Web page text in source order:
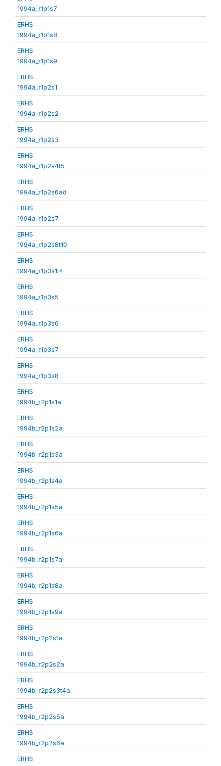
1994a_r1p1s7
ERHS
1994a_r1p1s8
ERHS
1994a_r1p1s9
ERHS
1994a_r1p2s1
ERHS
1994a_r1p2s2
ERHS
1994a_r1p2s3
ERHS
1994a_r1p2s4t5
ERHS
1994a_r1p2s6ad
ERHS
1994a_r1p2s7
ERHS
1994a_r1p2s8t10
ERHS
1994a_r1p3s1t4
ERHS
1994a_r1p3s5
ERHS
1994a_r1p3s6
ERHS
1994a_r1p3s7
ERHS
1994a_r1p3s8
ERHS
1994b_r2p1s1a
ERHS
1994b_r2p1s2a
ERHS
1994b_r2p1s3a
ERHS
1994b_r2p1s4a
ERHS
1994b_r2p1s5a
ERHS
1994b_r2p1s6a
ERHS
1994b_r2p1s7a
ERHS
1994b_r2p1s8a
ERHS
1994b_r2p1s9a
ERHS
1994b_r2p2s1a
ERHS
1994b_r2p2s2a
ERHS
1994b_r2p2s3t4a
ERHS
1994b_r2p2s5a
ERHS
1994b_r2p2s6a
ERHS